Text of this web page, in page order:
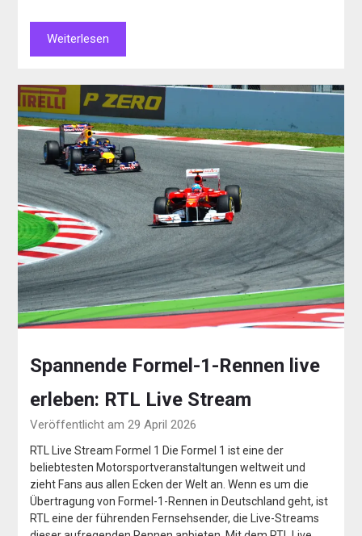
Weiterlesen
Spannende Formel-1-Rennen live
erleben: RTL Live Stream
Veröffentlicht am 29 April 2026
RTL Live Stream Formel 1 Die Formel 1 ist eine der
beliebtesten Motorsportveranstaltungen weltweit und
zieht Fans aus allen Ecken der Welt an. Wenn es um die
Übertragung von Formel-1-Rennen in Deutschland geht, ist
RTL eine der führenden Fernsehsender, die Live-Streams